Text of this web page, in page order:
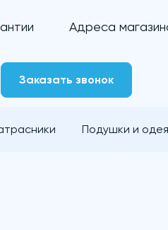
Адреса
Заказать звонок
Подушки и